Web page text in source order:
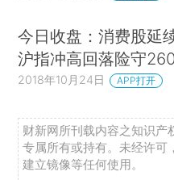
今日收盘：消费股延
沪指冲高回落险守
2018年10月24日 APP打开
财新网所刊载内容之知识产
专属所有或持有。未经许可
建立镜像等任何使用。